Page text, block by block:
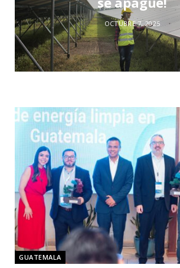
OCTUBRE 7, 2025
GUATEMALA